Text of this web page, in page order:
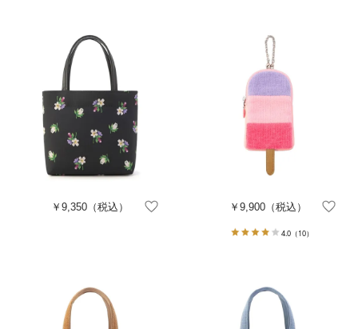
￥9,350 （税込） ￥9,900（税込）
4.0（10）